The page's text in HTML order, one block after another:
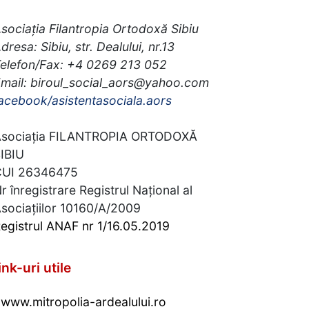
Filantropia Ortodoxă Sibiu
Sibiu, str. Dealului, nr.13
Fax: +4 0269 213 052
biroul_social_aors@yahoo.com
asistentasociala.aors
FILANTROPIA ORTODOXĂ
26346475
înregistrare Registrul Național al
10160/A/2009
ANAF nr 1/16.05.2019
uri utile
www.mitropolia-ardealului.ro